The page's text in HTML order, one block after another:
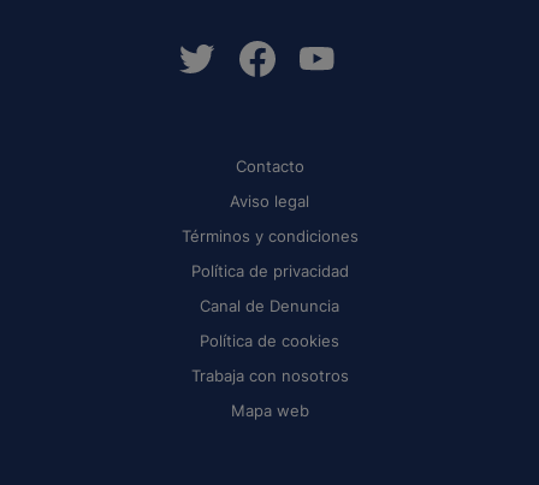
Contacto
Aviso legal
Términos y condiciones
Política de privacidad
Canal de Denuncia
Política de cookies
Trabaja con nosotros
Mapa web